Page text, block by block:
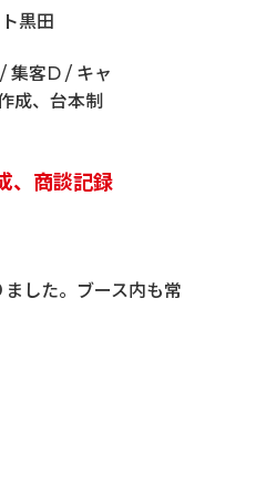
黒田
集客D / キャ
成、台本制
、商談記録
した。ブース内も常